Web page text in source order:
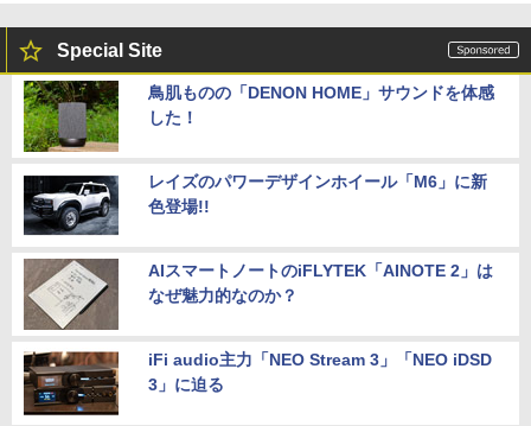
Special Site
鳥肌ものの「DENON HOME」サウンドを体感
した！
レイズのパワーデザインホイール「M6」に新
色登場!!
AIスマートノートのiFLYTEK「AINOTE 2」は
なぜ魅力的なのか？
iFi audio主力「NEO Stream 3」「NEO iDSD
3」に迫る